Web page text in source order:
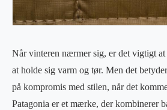
Når vinteren nærmer sig, er det vigtigt
at holde sig varm og tør. Men det
på kompromis med stilen, når det
Patagonia er et mærke, der kombinerer